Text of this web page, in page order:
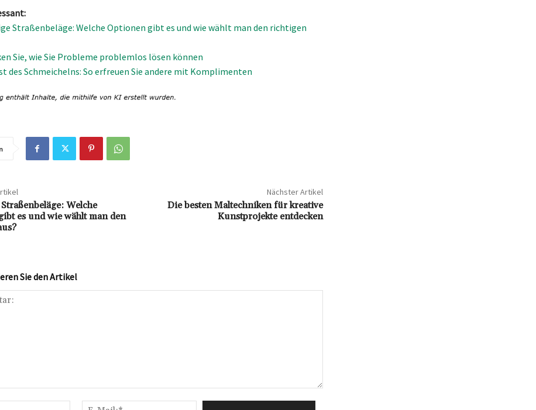
Straßenbeläge: Welche Optionen gibt es und wie wählt man den richtigen
Sie, wie Sie Probleme problemlos lösen können
des Schmeichelns: So erfreuen Sie andere mit Komplimenten
Welche
es und wie wählt man den
Nächster Artikel
Die besten Maltechniken für kreative
Kunstprojekte entdecken
Sie den Artikel
Name:*